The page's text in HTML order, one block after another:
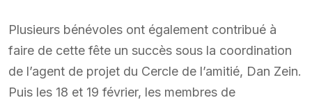
Plusieurs bénévoles ont également contribué à
faire de cette fête un succès sous la coordination
de l’agent de projet du Cercle de l’amitié, Dan Zein.
Puis les 18 et 19 février, les membres de